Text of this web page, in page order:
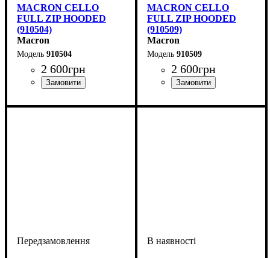
MACRON CELLO
FULL ZIP HOODED
(910504)
Macron
910504
2 600грн
MACRON CELLO
FULL ZIP HOODED
(910509)
Macron
910509
2 600грн